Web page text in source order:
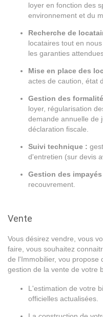
loyer en fonction des
environnement et du
Recherche de
locataires tout en
les garanties
Mise en place des
actes de caution, état
Gestion des
loyer, régularisation
demande annuelle de
déclaration fiscale.
Suivi technique :
d'entretien (sur devis
Gestion des impayés
recouvrement.
Vente
Vous désirez vendre, vous
faire, vous souhaitez
de l'Immobilier, vou propose
gestion de la vente de votre
L'estimation de votre
officielles actualisées.